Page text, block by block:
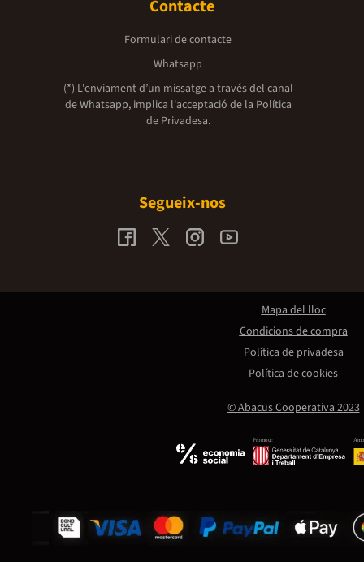
Contacte
Formulari de contacte
Whatsapp
(*) L'enviament d’un missatge a través del canal
de Whatsapp, implica l'acceptació de la Política
de Privadesa.
Segueix-nos
Promou:
© Abacus Cooperativa 2023
Mapa del lloc
Condicions de compra
Política de privadesa
Política de cookies